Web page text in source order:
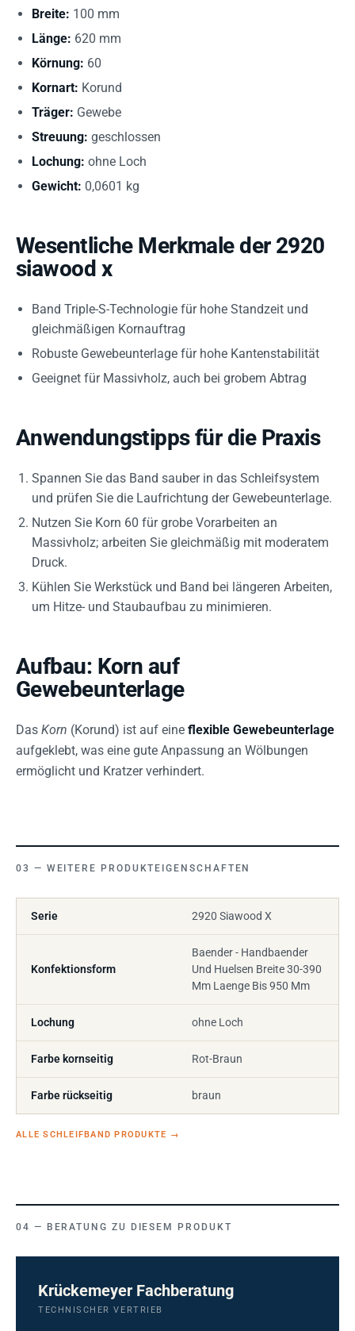
Breite: 100 mm
Länge: 620 mm
Körnung: 60
Kornart: Korund
Träger: Gewebe
Streuung: geschlossen
Lochung: ohne Loch
Gewicht: 0,0601 kg
Wesentliche Merkmale der 2920
siawood x
Band Triple-S-Technologie für hohe Standzeit und
gleichmäßigen Kornauftrag
Robuste Gewebeunterlage für hohe Kantenstabilität
Geeignet für Massivholz, auch bei grobem Abtrag
Anwendungstipps für die Praxis
Spannen Sie das Band sauber in das Schleifsystem
und prüfen Sie die Laufrichtung der Gewebeunterlage.
Nutzen Sie Korn 60 für grobe Vorarbeiten an
Massivholz; arbeiten Sie gleichmäßig mit moderatem
Druck.
Kühlen Sie Werkstück und Band bei längeren Arbeiten,
um Hitze- und Staubaufbau zu minimieren.
Aufbau: Korn auf
Gewebeunterlage
Das Korn (Korund) ist auf eine flexible Gewebeunterlage
aufgeklebt, was eine gute Anpassung an Wölbungen
ermöglicht und Kratzer verhindert.
WEITERE PRODUKTEIGENSCHAFTEN
Serie 2920 Siawood X
Konfektionsform
Baender - Handbaender
Und Huelsen Breite 30-390
Mm Laenge Bis 950 Mm
Lochung ohne Loch
Farbe kornseitig Rot-Braun
Farbe rückseitig braun
ALLE SCHLEIFBAND PRODUKTE →
BERATUNG ZU DIESEM PRODUKT
Krückemeyer Fachberatung
TECHNISCHER VERTRIEB